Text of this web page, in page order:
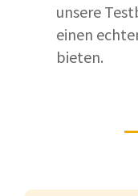
unsere
einen
bieten.